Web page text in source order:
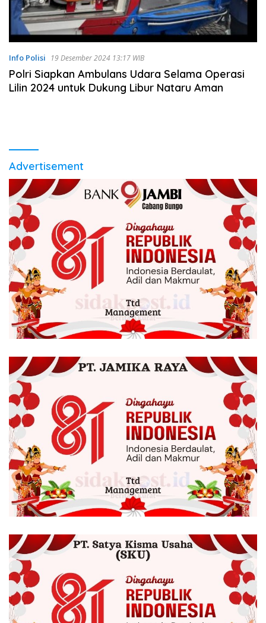
Info Polisi 19 Desember 2024 13:17 WIB
Polri Siapkan Ambulans Udara Selama Operasi
Lilin 2024 untuk Dukung Libur Nataru Aman
Advertisement